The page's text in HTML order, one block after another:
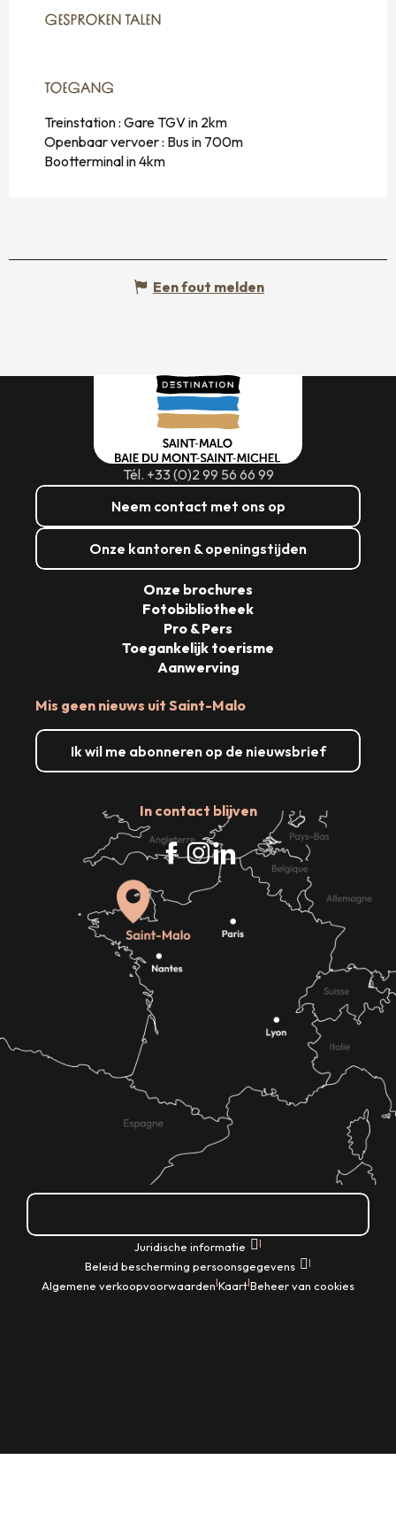
GESPROKEN TALEN
GESPROKEN TALEN
TOEGANG
TOEGANG
Treinstation : Gare TGV in 2km
Openbaar vervoer : Bus in 700m
Bootterminal in 4km
Een fout melden
Tél. +33 (0)2 99 56 66 99
Neem contact met ons op
Onze kantoren & openingstijden
Mis geen nieuws uit Saint-Malo
Ik wil me abonneren op de nieuwsbrief
In contact blijven
Onze brochures
Fotobibliotheek
Pro & Pers
Toegankelijk toerisme
Aanwerving
Juridische informatie |
Beleid bescherming persoonsgegevens |
Algemene verkoopvoorwaarden|Kaart|Beheer van cookies